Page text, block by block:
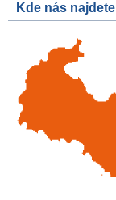
Kde nás najdete